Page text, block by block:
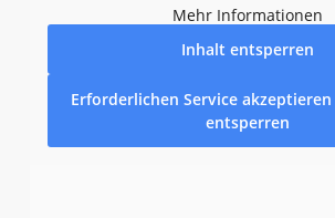
Mehr Informationen
Inhalt entsperren
Erforderlichen Service
entsperren